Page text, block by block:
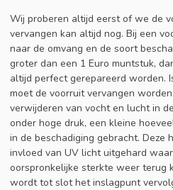
Wij proberen altijd eerst of we de
vervangen kan altijd nog. Bij een
naar de omvang en de soort
groter dan een 1 Euro muntstuk,
altijd perfect gerepareerd worden.
moet de voorruit vervangen
verwijderen van vocht en lucht in
onder hoge druk, een kleine
in de beschadiging gebracht. Deze
invloed van UV licht uitgehard
oorspronkelijke sterkte weer terug
wordt tot slot het inslagpunt